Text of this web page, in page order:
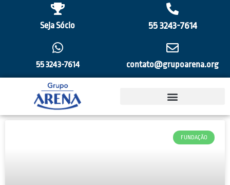
Seja Sócio 55 3243-7614
55 3243-7614 contato@grupoarena.org
FUNDAÇÃO